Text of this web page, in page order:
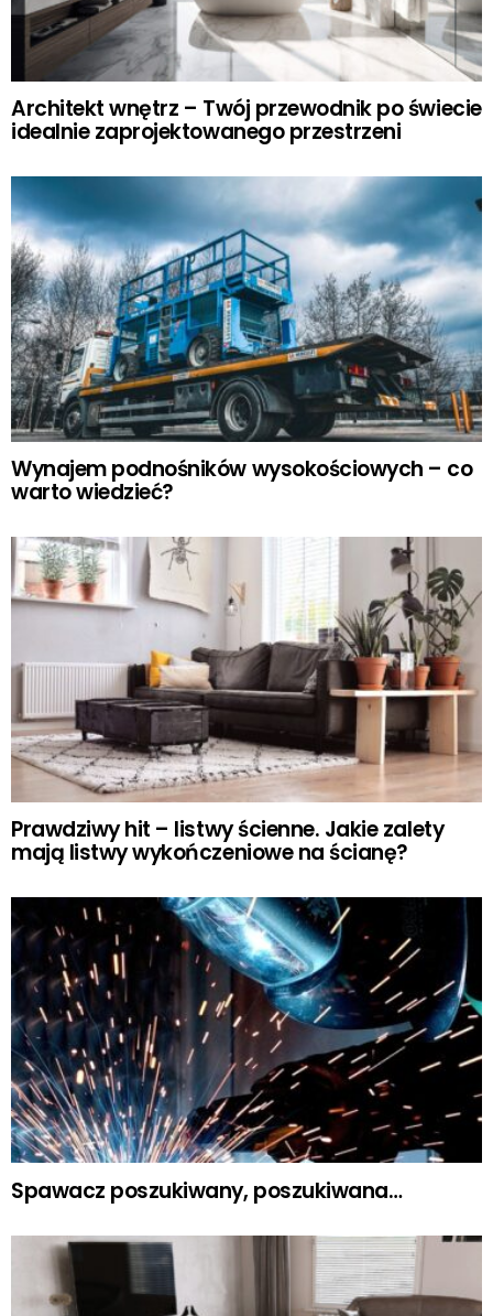
Architekt wnętrz – Twój przewodnik po świecie
idealnie zaprojektowanego przestrzeni
Wynajem podnośników wysokościowych – co
warto wiedzieć?
Prawdziwy hit – listwy ścienne. Jakie zalety
mają listwy wykończeniowe na ścianę?
Spawacz poszukiwany, poszukiwana…